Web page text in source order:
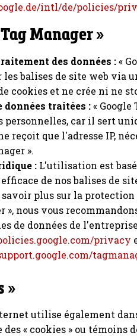
intl/de/policies/
Manager »
des données :«
les balises de site web via
cookies et ne crée ni ne
données traitées :« Google
personnelles, car il sert
reçoit que l'adresse IP,
».
: L'utilisation est
de nos balises de
plus sur la protection
», nous vous
de données de
privacy
»
utilise également
des « cookies » ou témoins